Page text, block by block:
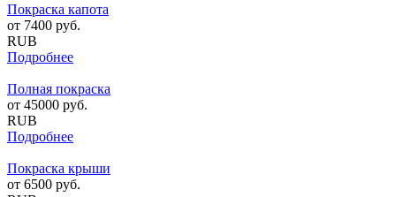
Покраска капота
от 7400 руб.
RUB
Подробнее
Полная покраска
от 45000 руб.
RUB
Подробнее
Покраска крыши
от 6500 руб.